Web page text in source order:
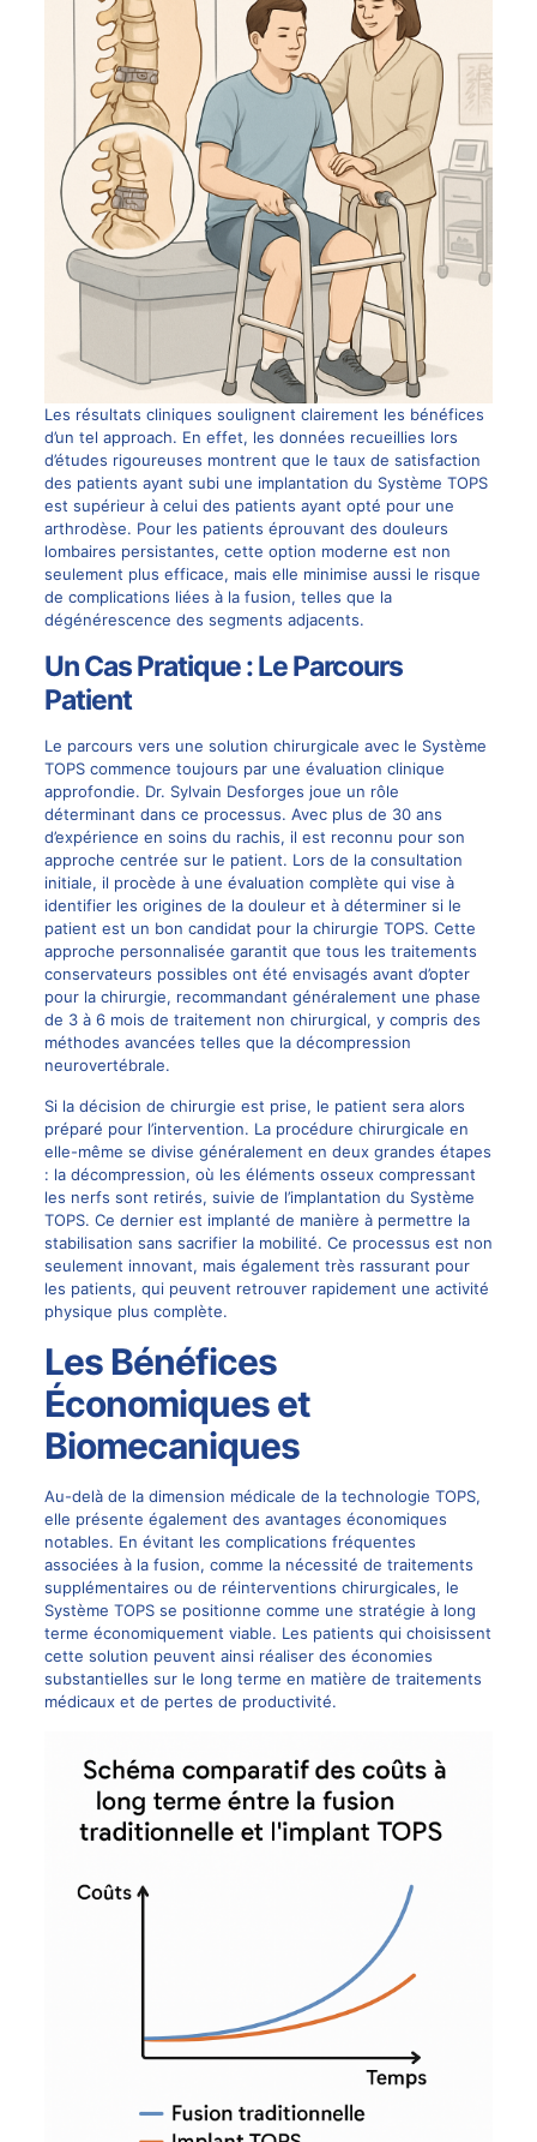
Les résultats cliniques soulignent clairement les bénéfices
d’un tel approach. En effet, les données recueillies lors
d’études rigoureuses montrent que le taux de satisfaction
des patients ayant subi une implantation du Système TOPS
est supérieur à celui des patients ayant opté pour une
arthrodèse. Pour les patients éprouvant des douleurs
lombaires persistantes, cette option moderne est non
seulement plus efficace, mais elle minimise aussi le risque
de complications liées à la fusion, telles que la
dégénérescence des segments adjacents.
Un Cas Pratique : Le Parcours
Patient
Le parcours vers une solution chirurgicale avec le Système
TOPS commence toujours par une évaluation clinique
approfondie. Dr. Sylvain Desforges joue un rôle
déterminant dans ce processus. Avec plus de 30 ans
d’expérience en soins du rachis, il est reconnu pour son
approche centrée sur le patient. Lors de la consultation
initiale, il procède à une évaluation complète qui vise à
identifier les origines de la douleur et à déterminer si le
patient est un bon candidat pour la chirurgie TOPS. Cette
approche personnalisée garantit que tous les traitements
conservateurs possibles ont été envisagés avant d’opter
pour la chirurgie, recommandant généralement une phase
de 3 à 6 mois de traitement non chirurgical, y compris des
méthodes avancées telles que la décompression
neurovertébrale.
Si la décision de chirurgie est prise, le patient sera alors
préparé pour l’intervention. La procédure chirurgicale en
elle-même se divise généralement en deux grandes étapes
: la décompression, où les éléments osseux compressant
les nerfs sont retirés, suivie de l’implantation du Système
TOPS. Ce dernier est implanté de manière à permettre la
stabilisation sans sacrifier la mobilité. Ce processus est non
seulement innovant, mais également très rassurant pour
les patients, qui peuvent retrouver rapidement une activité
physique plus complète.
Les Bénéfices
Économiques et
Biomecaniques
Au-delà de la dimension médicale de la technologie TOPS,
elle présente également des avantages économiques
notables. En évitant les complications fréquentes
associées à la fusion, comme la nécessité de traitements
supplémentaires ou de réinterventions chirurgicales, le
Système TOPS se positionne comme une stratégie à long
terme économiquement viable. Les patients qui choisissent
cette solution peuvent ainsi réaliser des économies
substantielles sur le long terme en matière de traitements
médicaux et de pertes de productivité.